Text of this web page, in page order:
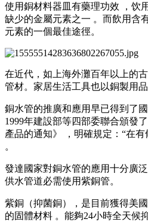
使用銅材料器皿有藥理功效 ，
缺少的金屬元素之一 。而飲用含
元素的一個最佳途徑。
在近代，如上海外灘百年以上的
管材。家居生活工具也以銅製用品為
銅水管的推廣和應用早已得到了國
1999年建設部等四部委聯合頒發
產品的通知》 ，明確規定：“
。
發達國家對銅水管的應用十分廣泛與
供水管道必需使用紫銅管。
紫銅（抑菌銅），是目前獲得
的固體材料 。能夠24小時全天候